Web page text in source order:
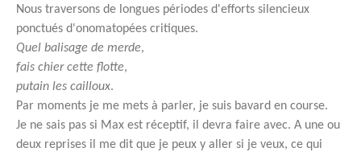
Nous traversons de longues périodes d'efforts silencieux
ponctués d'onomatopées critiques.
Quel balisage de merde,
fais chier cette flotte,
putain les cailloux.
Par moments je me mets à parler, je suis bavard en course.
Je ne sais pas si Max est réceptif, il devra faire avec. A une ou
deux reprises il me dit que je peux y aller si je veux, ce qui